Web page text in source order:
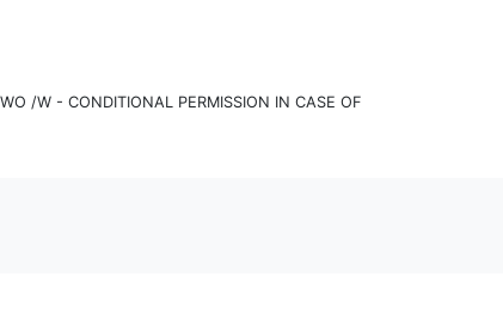
/W - CONDITIONAL PERMISSION IN CASE OF